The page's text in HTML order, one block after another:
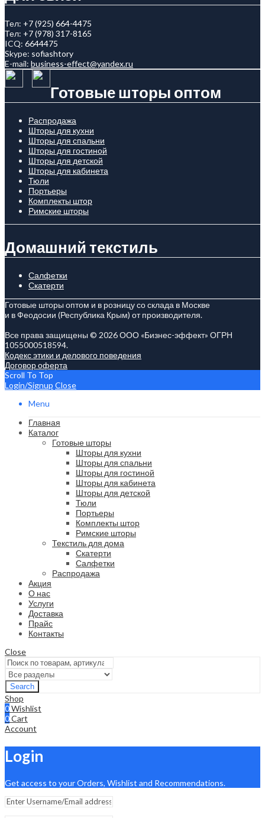
Тел: +7 (925) 664-4475
Тел: +7 (978) 317-8165
ICQ: 6644475
Skype: sofiashtory
E-mail: business-effect@yandex.ru
Готовые шторы оптом
Распродажа
Шторы для кухни
Шторы для спальни
Шторы для гостиной
Шторы для детской
Шторы для кабинета
Тюли
Портьеры
Комплекты штор
Римские шторы
Домашний текстиль
Салфетки
Скатерти
Готовые шторы оптом и в розницу со склада в Москве
и в Феодосии (Республика Крым) от производителя.
Все права защищены © 2026 ООО «Бизнес-эффект» ОГРН
1055000518594.
Кодекс этики и делового поведения
Договор оферта
Scroll To Top
Login/Signup Close
Menu
Главная
Каталог
Готовые шторы
Шторы для кухни
Шторы для спальни
Шторы для гостиной
Шторы для кабинета
Шторы для детской
Тюли
Портьеры
Комплекты штор
Римские шторы
Текстиль для дома
Скатерти
Салфетки
Распродажа
Акция
О нас
Услуги
Доставка
Прайс
Контакты
Close
Search
Shop
0Wishlist
0Cart
Account
Login
Get access to your Orders, Wishlist and Recommendations.